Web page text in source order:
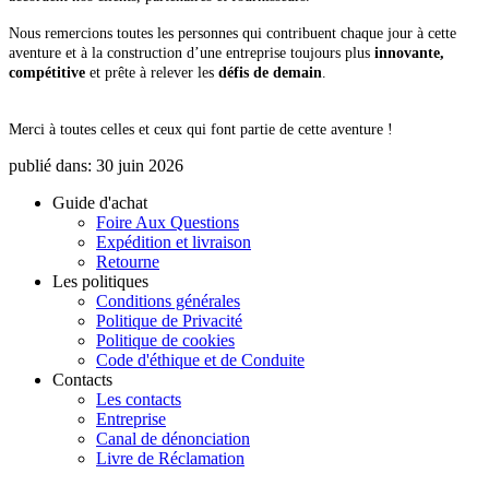
Nous remercions toutes les personnes qui contribuent chaque jour à cette
aventure et à la construction d’une entreprise toujours plus innovante,
compétitive et prête à relever les défis de demain
Merci à toutes celles et ceux qui font partie de cette aventure !
publié dans: 30 juin 2026
Guide d'achat
Foire Aux Questions
Expédition et livraison
Retourne
Les politiques
Conditions générales
Politique de Privacité
Politique de cookies
Code d'éthique et de Conduite
Contacts
Les contacts
Entreprise
Canal de dénonciation
Livre de Réclamation